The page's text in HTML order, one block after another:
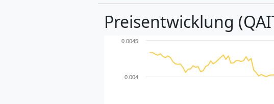
Preisentwicklung
0.004
0.0045